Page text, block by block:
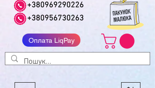
+380969290226
+380956730263
Оплата LiqPay